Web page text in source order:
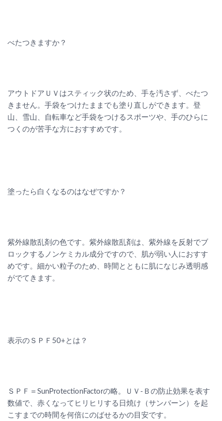
べたつきますか？
アウトドアＵＶはスティック状のため、手を汚さず、べたつ
きません。手袋をつけたままでも塗り直しができます。登
山、雪山、自転車など手袋をつけるスポーツや、手のひらに
つくのが苦手な方におすすめです。
塗ったら白くなるのはなぜですか？
紫外線散乱剤の色です。紫外線散乱剤は、紫外線を反射でブ
ロックするノンケミカル成分ですので、肌が弱い人におすす
めです。細かい粒子のため、時間とともに肌になじみ透明感
がでてきます。
表示のＳＰＦ50+とは？
ＳＰＦ＝SunProtectionFactorの略。ＵＶ-Ｂの防止効果を表す
数値で、赤くなってヒリヒリする日焼け（サンバーン）を起
こすまでの時間を何倍にのばせるかの目安です。